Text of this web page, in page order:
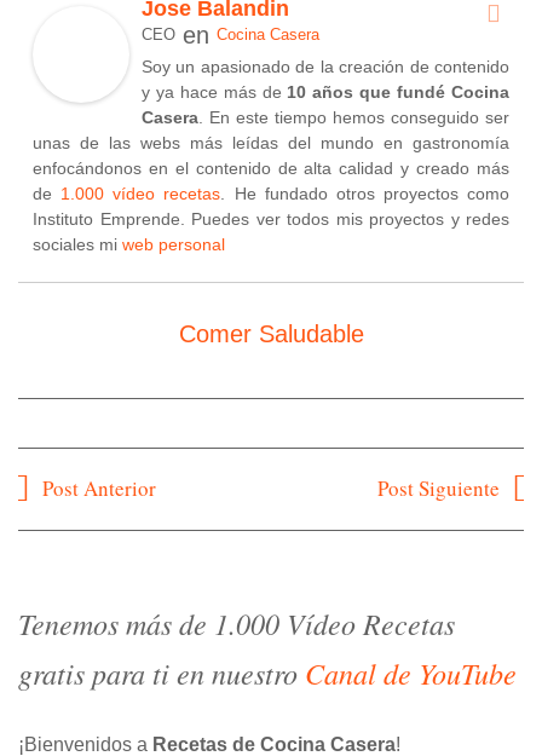
Jose Balandin
CEO en Cocina Casera
Soy un apasionado de la creación de contenido
y ya hace más de 10 años que fundé Cocina
Casera . En este tiempo hemos conseguido ser
unas de las webs más leídas del mundo en gastronomía
enfocándonos en el contenido de alta calidad y creado más
de 1.000 vídeo recetas . He fundado otros proyectos como
Instituto Emprende. Puedes ver todos mis proyectos y redes
sociales mi web personal
Comer Saludable
Navegación
Post Anterior Post Siguiente
Tenemos más de 1.000 Vídeo Recetas
gratis para ti en nuestro Canal de YouTube
¡Bienvenidos a Recetas de Cocina Casera!